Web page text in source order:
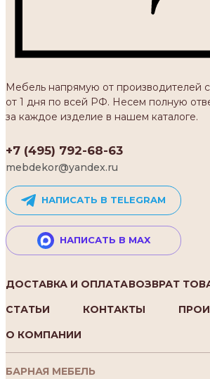
Мебель напрямую от производителей
от 1 дня по всей РФ. Несем полную
за каждое изделие в нашем каталоге.
+7 (495) 792-68-63
mebdekor@yandex.ru
НАПИСАТЬ В TELEGRAM
НАПИСАТЬ В MAX
ДОСТАВКА И ОПЛАТАВОЗВРАТ
СТАТЬИ
КОНТАКТЫ
О КОМПАНИИ
БАРНАЯ МЕБЕЛЬ